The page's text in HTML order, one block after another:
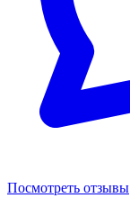
Посмотреть отзывы